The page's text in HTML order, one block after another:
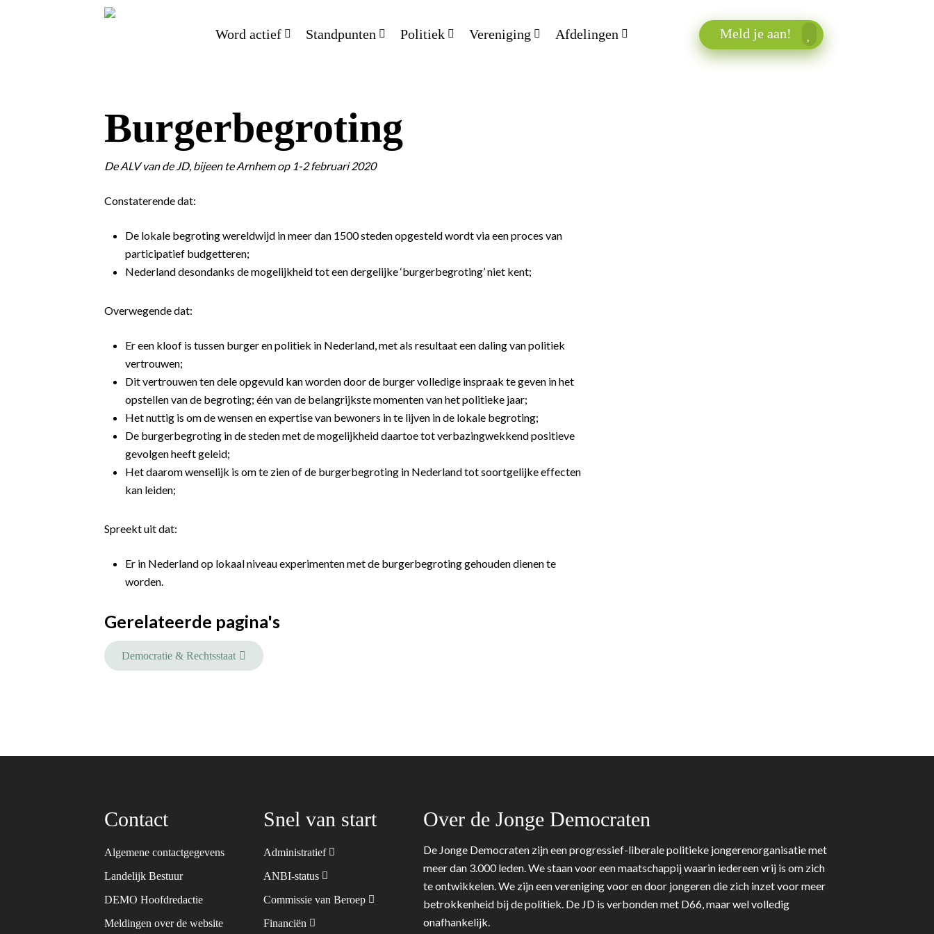
Word actief Standpunten Politiek Vereniging Afdelingen Meld je aan!
Burgerbegroting
De ALV van de JD, bijeen te Arnhem op 1-2 februari 2020
Constaterende dat:
De lokale begroting wereldwijd in meer dan 1500 steden opgesteld wordt via een proces van
participatief budgetteren;
Nederland desondanks de mogelijkheid tot een dergelijke ‘burgerbegroting’ niet kent;
Overwegende dat:
Er een kloof is tussen burger en politiek in Nederland, met als resultaat een daling van politiek
vertrouwen;
Dit vertrouwen ten dele opgevuld kan worden door de burger volledige inspraak te geven in het
opstellen van de begroting; één van de belangrijkste momenten van het politieke jaar;
Het nuttig is om de wensen en expertise van bewoners in te lijven in de lokale begroting;
De burgerbegroting in de steden met de mogelijkheid daartoe tot verbazingwekkend positieve
gevolgen heeft geleid;
Het daarom wenselijk is om te zien of de burgerbegroting in Nederland tot soortgelijke effecten
kan leiden;
Spreekt uit dat:
Er in Nederland op lokaal niveau experimenten met de burgerbegroting gehouden dienen te
worden.
Gerelateerde pagina's
Democratie & Rechtsstaat
Contact
Algemene contactgegevens
Landelijk Bestuur
DEMO Hoofdredactie
Meldingen over de website
Snel van start
Administratief
ANBI-status
Commissie van Beroep
Financiën
Over de Jonge Democraten
De Jonge Democraten zijn een progressief-liberale politieke jongerenorganisatie met
meer dan 3.000 leden. We staan voor een maatschappij waarin iedereen vrij is om zich
te ontwikkelen. We zijn een vereniging voor en door jongeren die zich inzet voor meer
betrokkenheid bij de politiek. De JD is verbonden met D66, maar wel volledig
onafhankelijk.